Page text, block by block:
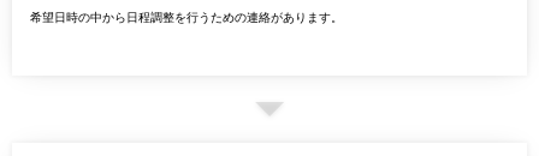
希望日時の中から日程調整を行うための連絡があります。